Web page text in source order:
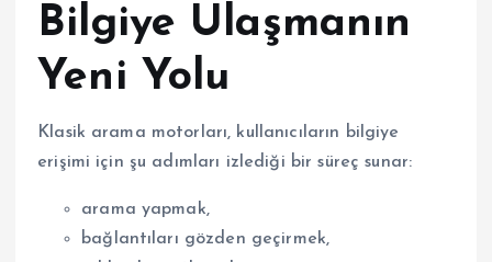
Bilgiye Ulaşmanın
Yeni Yolu
Klasik arama motorları, kullanıcıların bilgiye
erişimi için şu adımları izlediği bir süreç sunar:
arama yapmak,
bağlantıları gözden geçirmek,